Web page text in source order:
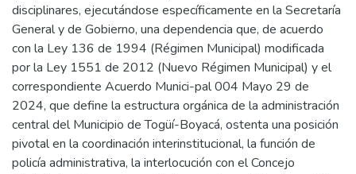
disciplinares, ejecutándose específicamente en la Secretaría
General y de Gobierno, una dependencia que, de acuerdo
con la Ley 136 de 1994 (Régimen Municipal) modificada
por la Ley 1551 de 2012 (Nuevo Régimen Municipal) y el
correspondiente Acuerdo Munici-pal 004 Mayo 29 de
2024, que define la estructura orgánica de la administración
central del Municipio de Togüí-Boyacá, ostenta una posición
pivotal en la coordinación interinstitucional, la función de
policía administrativa, la interlocución con el Concejo